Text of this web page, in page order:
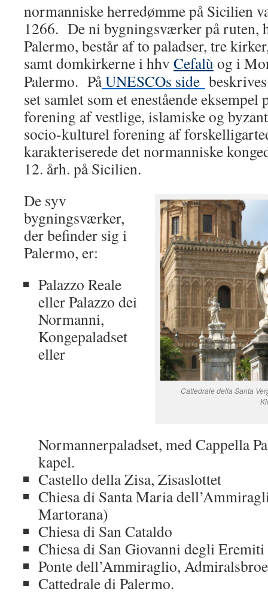
normanniske herredømme på Sicilien
1266. De ni bygningsværker på ruten,
Palermo, består af to paladser, tre
samt domkirkerne i hhv Cefalù og i
Palermo. PåUNESCOs side
set samlet som et enestående
forening af vestlige, islamiske og
socio-kulturel forening af
karakteriserede det normanniske
12. årh. på Sicilien.
Cattedrale della Santa
De syv
bygningsværker,
der befinder sig i
Palermo, er:
Palazzo Reale
eller Palazzo dei
Normanni,
Kongepaladset
eller
Normannerpaladset, med Cappella
kapel.
Castello della Zisa, Zisaslottet
Chiesa di Santa Maria
Martorana)
Chiesa di San Cataldo
Chiesa di San Giovanni degli Eremiti
Ponte dell’Ammiraglio,
Cattedrale di Palermo.